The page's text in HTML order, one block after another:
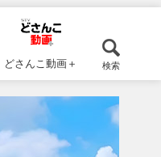
どさんこ動画＋ 検索